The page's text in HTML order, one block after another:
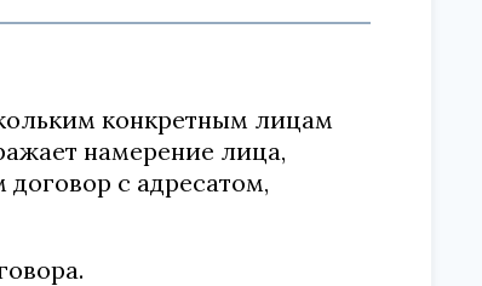
конкретным лицам
намерение лица,
с адресатом,